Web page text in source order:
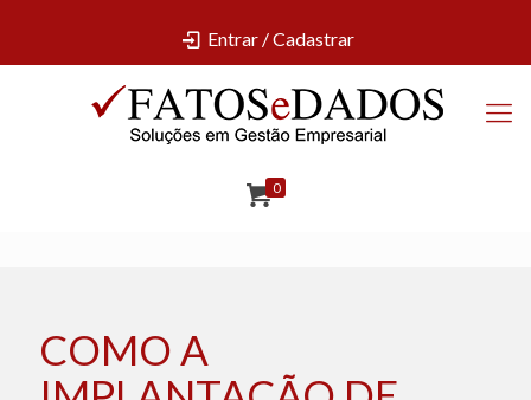
Entrar / Cadastrar
0
COMO A